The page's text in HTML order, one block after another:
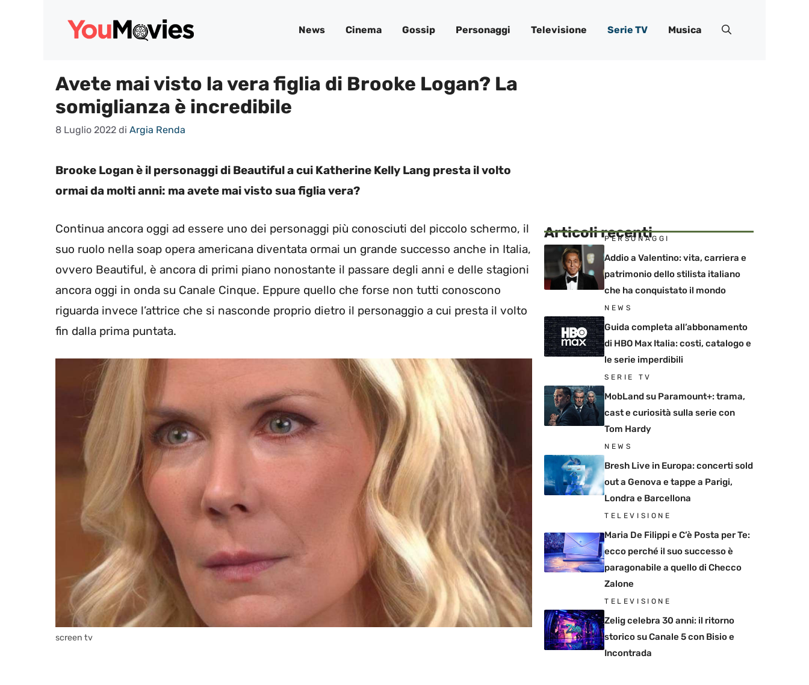
News Cinema Gossip Personaggi Televisione Serie TV Musica
Avete mai visto la vera figlia di Brooke Logan? La
somiglianza è incredibile
8 Luglio 2022 di Argia Renda
Brooke Logan è il personaggi di Beautiful a cui Katherine Kelly Lang presta il volto
ormai da molti anni: ma avete mai visto sua figlia vera?
Continua ancora oggi ad essere uno dei personaggi più conosciuti del piccolo schermo, il
suo ruolo nella soap opera americana diventata ormai un grande successo anche in Italia,
ovvero Beautiful, è ancora di primi piano nonostante il passare degli anni e delle stagioni
ancora oggi in onda su Canale Cinque. Eppure quello che forse non tutti conoscono
riguarda invece l’attrice che si nasconde proprio dietro il personaggio a cui presta il volto
fin dalla prima puntata.
screen tv
Articoli recenti
PERSONAGGI
Addio a Valentino: vita, carriera e
patrimonio dello stilista italiano
che ha conquistato il mondo
NEWS
Guida completa all’abbonamento
di HBO Max Italia: costi, catalogo e
le serie imperdibili
SERIE TV
MobLand su Paramount+: trama,
cast e curiosità sulla serie con
Tom Hardy
NEWS
Bresh Live in Europa: concerti sold
out a Genova e tappe a Parigi,
Londra e Barcellona
TELEVISIONE
Maria De Filippi e C’è Posta per Te:
ecco perché il suo successo è
paragonabile a quello di Checco
Zalone
TELEVISIONE
Zelig celebra 30 anni: il ritorno
storico su Canale 5 con Bisio e
Incontrada